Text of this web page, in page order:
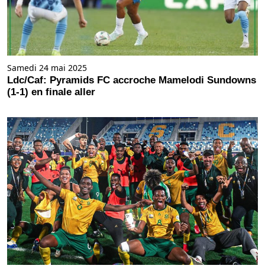
Samedi 24 mai 2025
Ldc/Caf: Pyramids FC accroche Mamelodi Sundowns
(1-1) en finale aller